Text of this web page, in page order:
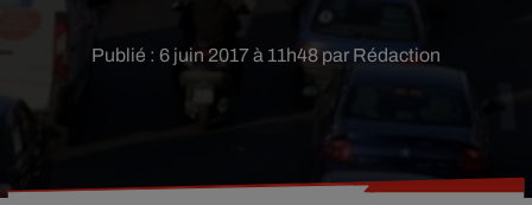
Publié : 6 juin 2017 à 11h48 par Rédaction